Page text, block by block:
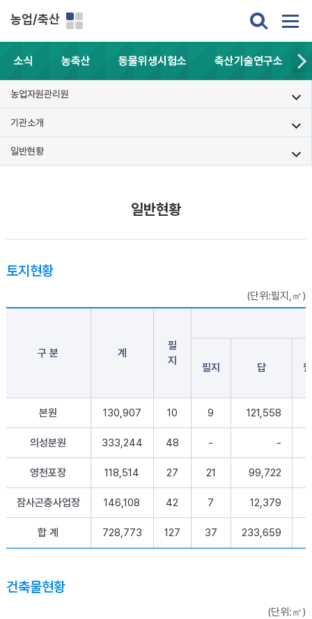
농업/축산
소식 농축산 동물위생시험소 축산기술연구소
농업자원관리원
기관소개
일반현황
일반현황
토지현황
(단위:필지,㎡)
구 분 계
필
지
필지 답
본원 130,907 10 9 121,558
의성분원 333,244 48 - -
영천포장 118,514 27 21 99,722
잠사곤충사업장 146,108 42 7 12,379
합 계 728,773 127 37 233,659
건축물현황
(단위:㎡)